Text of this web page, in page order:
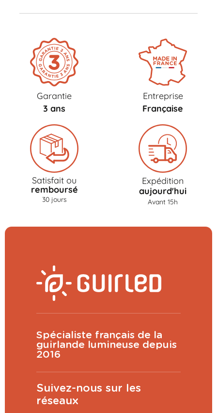
Garantie
3 ans
Entreprise
Française
Satisfait ou
remboursé
30 jours
Expédition
aujourd'hui
Avant 15h
Spécialiste français de la
guirlande lumineuse depuis
2016
Suivez-nous sur les
réseaux